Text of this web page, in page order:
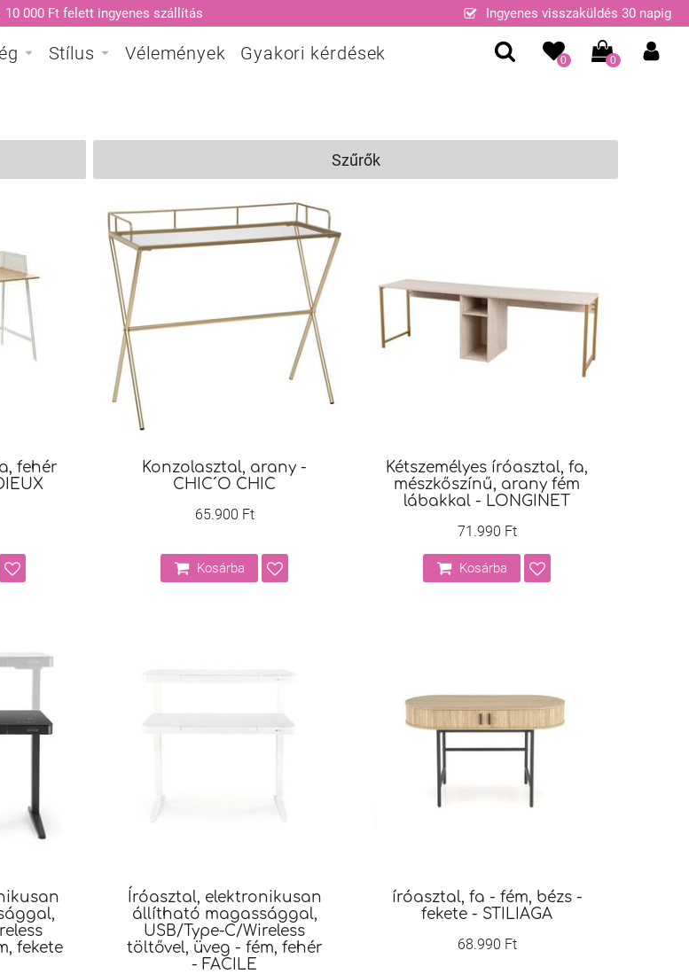
10 000 Ft felett ingyenes szállítás Ingyenes visszaküldés 30 napig
Stílus Vélemények Gyakori kérdések 0 0
Szűrők
fehér
Konzolasztal, arany -
CHIC´O CHIC
65.900 Ft
Kosárba
Kétszemélyes íróasztal, fa,
mészkőszínű, arany fém
lábakkal - LONGINET
71.990 Ft
Kosárba
fekete
Íróasztal, elektronikusan
állítható magassággal,
USB/Type-C/Wireless
töltővel, üveg - fém, fehér
- FACILE
íróasztal, fa - fém, bézs -
fekete - STILIAGA
68.990 Ft